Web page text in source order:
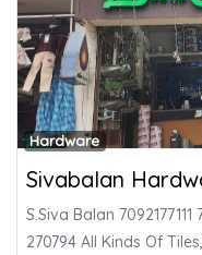
Hardware
Sivabalan
S.Siva Balan
270794 All Kinds Of